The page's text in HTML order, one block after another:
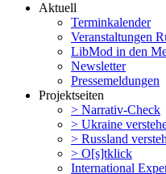
Aktuell
Termin­ka­lender
Veran­stal­tungen
LibMod in den
Newsletter
Presse­mel­dungen
Projekt­seiten
> Narrativ-Check
> Ukraine
> Russland
> O[s]tklick
Inter­na­tional